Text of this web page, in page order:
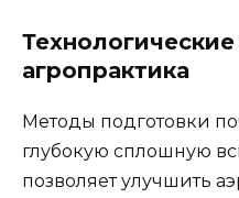
агропрактика
Методы подготовки
глубокую сплошную
позволяет улучшить